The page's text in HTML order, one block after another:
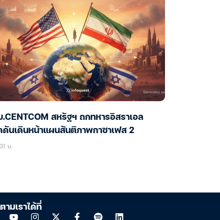
.CENTCOM สหรัฐฯ ถกทหารอิสราเอล
ดันเดินหน้าแผนสันติภาพกาซาเฟส 2
น.
ามเราได้ที่